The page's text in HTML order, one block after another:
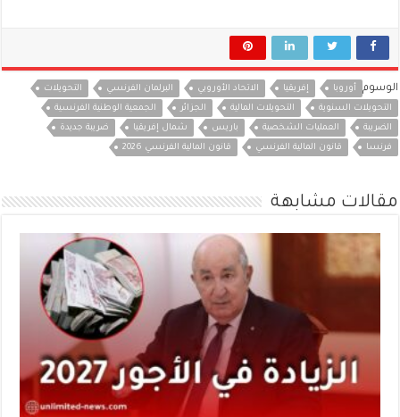
الوسوم أوروبا إفريقيا الاتحاد الأوروبي البرلمان الفرنسي
التحويلات
التحويلات السنوية
التحويلات المالية الجزائر
الجمعية الوطنية الفرنسية
الضريبة
العمليات الشخصية باريس شمال إفريقيا
ضريبة جديدة
فرنسا
قانون المالية الفرنسي قانون المالية الفرنسي 2026
مقالات مشابهة